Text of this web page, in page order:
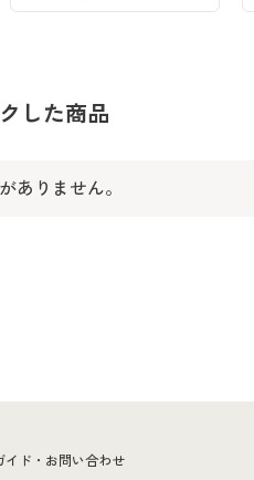
した商品
ありません。
イド・お問い合わせ